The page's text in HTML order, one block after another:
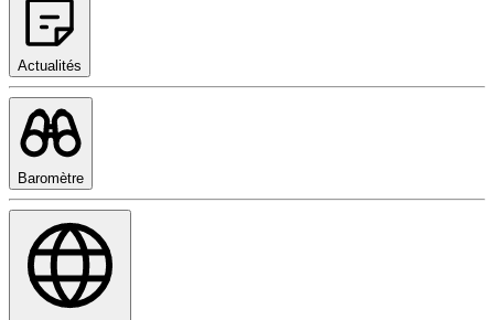
Actualités
Baromètre